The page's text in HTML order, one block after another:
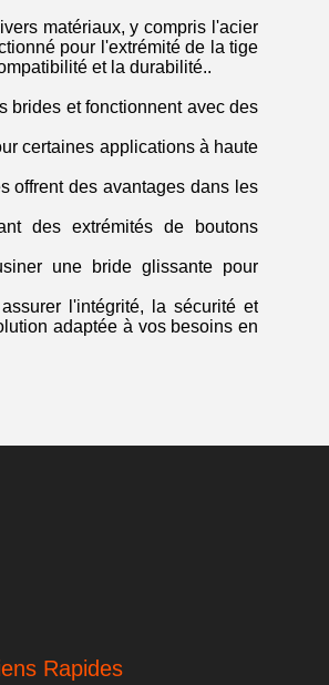
matériaux, y compris l'acier
pour l'extrémité de la tige
et la durabilité..
brides et fonctionnent avec des
certaines applications à haute
offrent des avantages dans les
des extrémités de boutons
une bride glissante pour
l'intégrité, la sécurité et
adaptée à vos besoins en
Rapides